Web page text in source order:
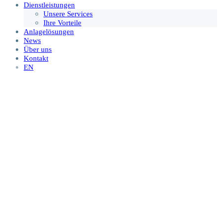
Dienstleistungen
Unsere Services
Ihre Vorteile
Anlagelösungen
News
Über uns
Kontakt
EN